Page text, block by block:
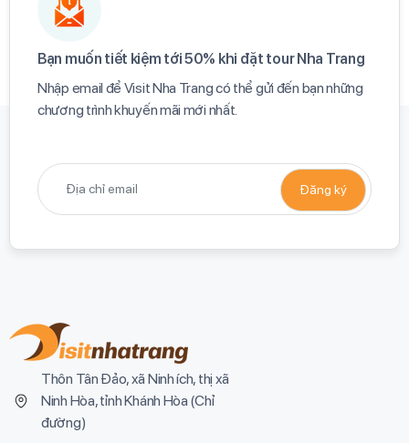
Bạn muốn tiết kiệm tới 50% khi đặt tour Nha Trang​
Nhập email để Visit Nha Trang có thể gửi đến bạn những
chương trình khuyến mãi mới nhất.​
Thôn Tân Đảo, xã Ninh ích, thị xã
Ninh Hòa, tỉnh Khánh Hòa (Chỉ
đường)